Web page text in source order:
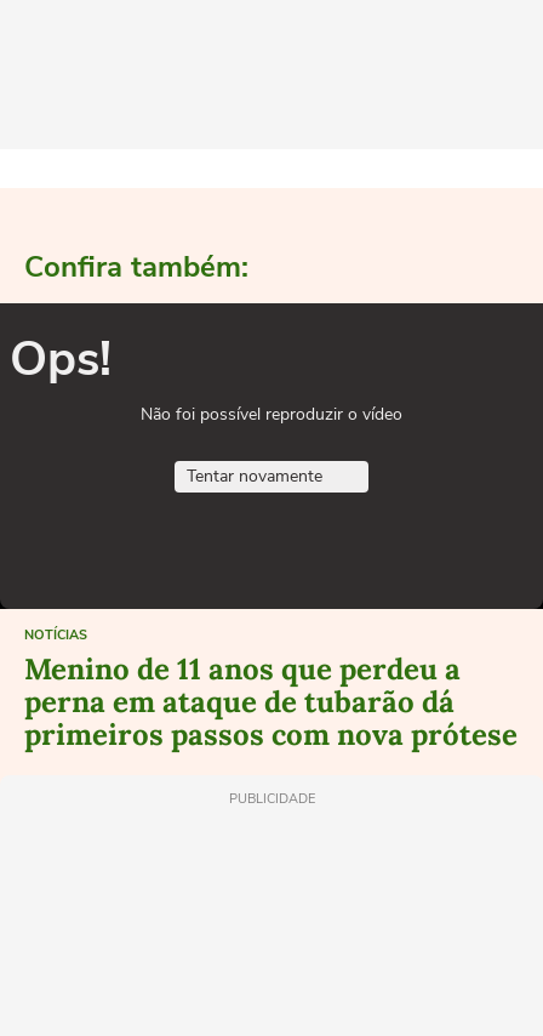
Confira também:
Ops!
Não foi possível reproduzir o vídeo
Tentar novamente
NOTÍCIAS
Menino de 11 anos que perdeu a
perna em ataque de tubarão dá
primeiros passos com nova prótese
PUBLICIDADE